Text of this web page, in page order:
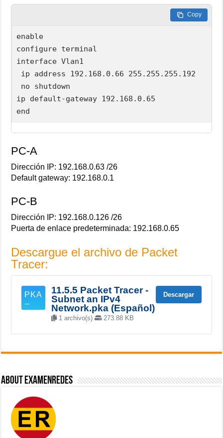
Copy
enable
configure terminal
interface Vlan1
ip address 192.168.0.66 255.255.255.192
no shutdown
ip default-gateway 192.168.0.65
PC-A
Dirección IP: 192.168.0.63 /26
Default gateway: 192.168.0.1
PC-B
Dirección IP: 192.168.0.126 /26
Puerta de enlace predeterminada: 192.168.0.65
Descargue el archivo de Packet
Tracer:
11.5.5 Packet Tracer -
Subnet an IPv4
Network.pka (Español)
1 archivo(s) 273.88 KB
Descargar
About ExamenRedes